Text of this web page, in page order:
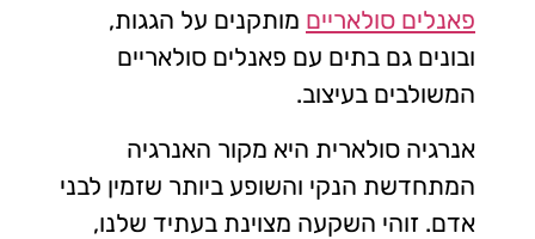
פאנלים סולאריים מותקנים על הגגות,
ובונים גם בתים עם פאנלים סולאריים
המשולבים בעיצוב.
אנרגיה סולארית היא מקור האנרגיה
המתחדשת הנקי והשופע ביותר שזמין לבני
אדם. זוהי השקעה מצוינת בעתיד שלנו,